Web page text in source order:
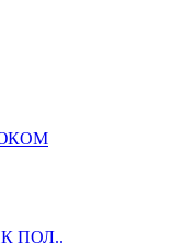
ПОЛ..